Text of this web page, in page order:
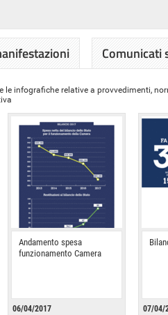
Comunicati
le infografiche relative a provvedimenti,
Andamento spesa
funzionamento Camera
06/04/2017 07/04/